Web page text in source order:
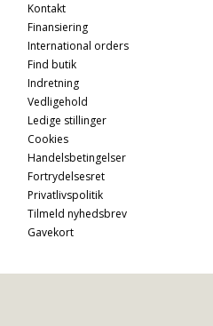
Kontakt
Finansiering
International orders
Find butik
Indretning
Vedligehold
Ledige stillinger
Cookies
Handelsbetingelser
Fortrydelsesret
Privatlivspolitik
Tilmeld nyhedsbrev
Gavekort